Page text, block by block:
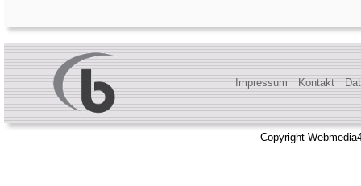
Impressum Kontakt
Copyright